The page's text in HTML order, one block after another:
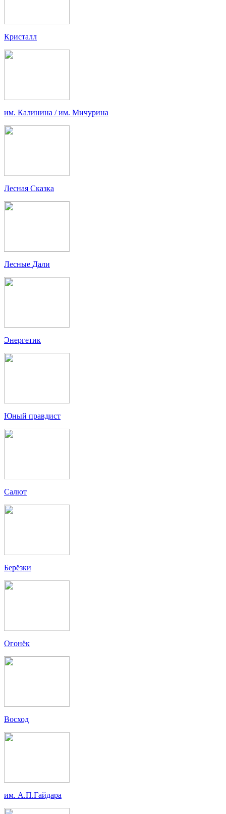
Кристалл
им. Калинина / им. Мичурина
Лесная Сказка
Лесные Дали
Энергетик
Юный правдист
Салют
Берёзки
Огонёк
Восход
им. А.П.Гайдара